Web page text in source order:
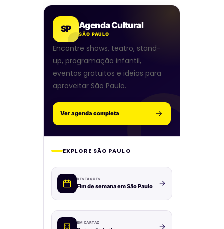
SP Agenda Cultural
SÃO PAULO
Encontre shows, teatro, stand-
up, programação infantil,
eventos gratuitos e ideias para
aproveitar São Paulo.
Ver agenda completa
EXPLORE SÃO PAULO
DESTAQUES
Fim de semana em São Paulo
EM CARTAZ